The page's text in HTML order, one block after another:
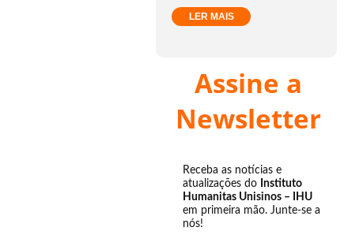
LER MAIS
Assine a
Newsletter
Receba as notícias e
atualizações do Instituto
Humanitas Unisinos – IHU
em primeira mão. Junte-se a
nós!